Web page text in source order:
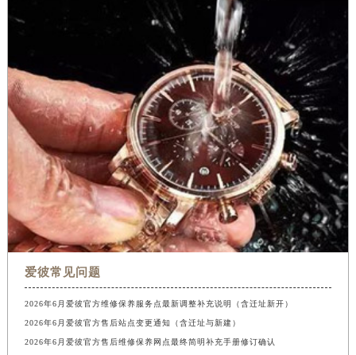
爱彼常见问题
2026年6月爱彼官方维修保养服务点最新调整补充说明（含迁址新开）
2026年6月爱彼官方售后站点变更通知（含迁址与新建）
2026年6月爱彼官方售后维修保养网点最终简明补充手册修订确认